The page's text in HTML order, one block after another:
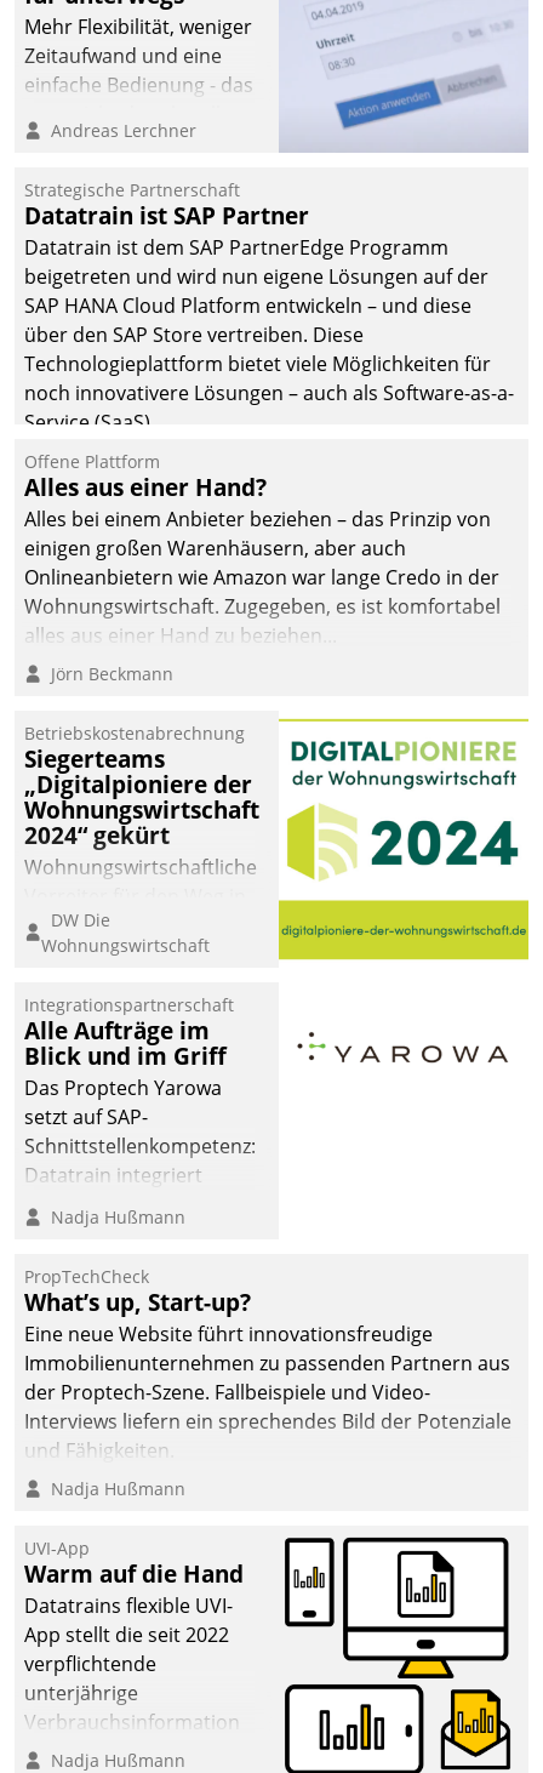
Mehr Flexibilität, weniger
Zeitaufwand und eine
einfache Bedienung - das
Cockpit für mobile
Datatrain. Die meravis
Wohnungsbau- und
Immobilien GmbH hat
sich dabei für den Betrieb
der Lösung über die SAP
Cloud Platform
entschieden - als erstes
Unternehmen am
Andreas Lerchner
Strategische Partnerschaft
Datatrain ist SAP Partner
Datatrain ist dem SAP PartnerEdge Programm
beigetreten und wird nun eigene Lösungen auf der
SAP HANA Cloud Platform entwickeln – und diese
über den SAP Store vertreiben. Diese
Technologieplattform bietet viele Möglichkeiten für
noch innovativere Lösungen – auch als Software-as-a-
Service (SaaS).
Offene Plattform
Alles aus einer Hand?
Alles bei einem Anbieter beziehen – das Prinzip von
einigen großen Warenhäusern, aber auch
Onlineanbietern wie Amazon war lange Credo in der
Wohnungswirtschaft. Zugegeben, es ist komfortabel
alles aus einer Hand zu beziehen...
Jörn Beckmann
Betriebskostenabrechnung
Siegerteams
„Digitalpioniere der
Wohnungswirtschaft
2024“ gekürt
Wohnungswirtschaftliche
eine digitale Zukunft zu
finden, ist das Ziel des
der
Wohnungswirtschaft“.
Bewerben können sich
dafür ein Team
bestehend aus
Wohnungsunternehmen
und PropTech.
DW Die
Wohnungswirtschaft
Integrationspartnerschaft
Alle Aufträge im
Blick und im Griff
Das Proptech Yarowa
setzt auf SAP-
Schnittstellenkompetenz:
Datatrain integriert
Yarowas Portal zur
Vergabe und Verwaltung
operativen
Instandhaltung in die
SAP-Systemlandschaft
deutscher
Wohnungsunternehmen
– und beschleunigt damit
Mieteranliegen zum
Nadja Hußmann
PropTechCheck
What’s up, Start-up?
Eine neue Website führt innovationsfreudige
Immobilienunternehmen zu passenden Partnern aus
der Proptech-Szene. Fallbeispiele und Video-
Interviews liefern ein sprechendes Bild der Potenziale
und Fähigkeiten.
Nadja Hußmann
UVI-App
Warm auf die Hand
Datatrains flexible UVI-
App stellt die seit 2022
verpflichtende
unterjährige
Verbrauchsinformation
schnell, zuverlässig und
Nadja Hußmann